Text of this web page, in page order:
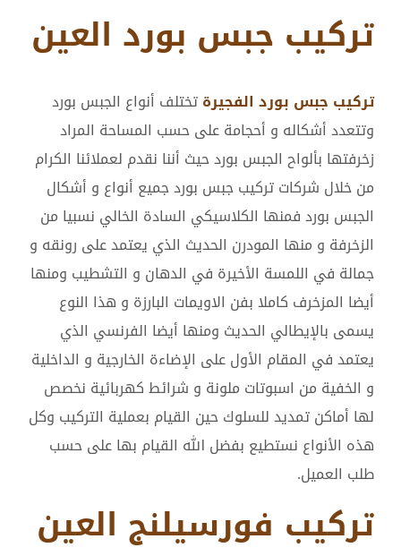
تركيب جبس بورد العين
تركيب جبس بورد الفجيرةتختلف أنواع الجبس بورد
وتتعدد أشكاله و أحجامة على حسب المساحة المراد
زخرفتها بألواح الجبس بورد حيث أننا نقدم لعملائنا الكرام
من خلال شركات تركيب جبس بورد جميع أنواع و أشكال
الجبس بورد فمنها الكلاسيكي السادة الخالي نسبيا من
الزخرفة و منها المودرن الحديث الذي يعتمد على رونقه و
جمالة في اللمسة الأخيرة في الدهان و التشطيب ومنها
أيضا المزخرف كاملا بفن الاويمات البارزة و هذا النوع
يسمى بالإيطالي الحديث ومنها أيضا الفرنسي الذي
يعتمد في المقام الأول على الإضاءة الخارجية و الداخلية
و الخفية من اسبوتات ملونة و شرائط كهربائية نخصص
لها أماكن تمديد للسلوك حين القيام بعملية التركيب وكل
هذه الأنواع نستطيع بفضل الله القيام بها على حسب
طلب العميل.
تركيب فورسيلنج العين